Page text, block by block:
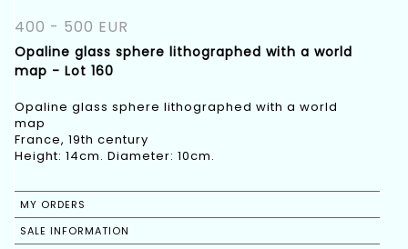
400 - 500 EUR
Opaline glass sphere lithographed with a world
map - Lot 160
Opaline glass sphere lithographed with a world
map
France, 19th century
Height: 14cm. Diameter: 10cm.
MY ORDERS
SALE INFORMATION